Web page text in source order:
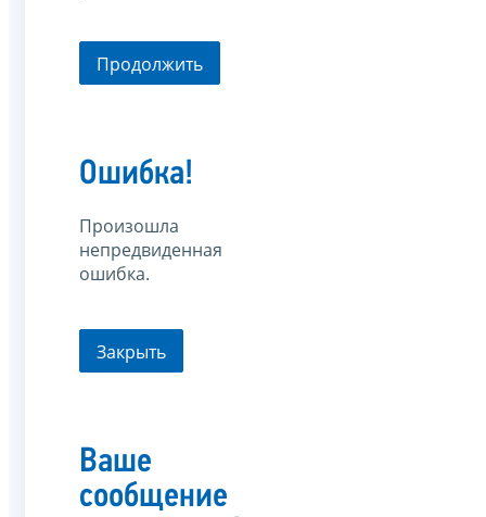
Продолжить
Ошибка!
Произошла
непредвиденная
ошибка.
Закрыть
Ваше
сообщение